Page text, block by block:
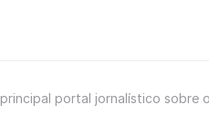
portal jornalístico sobre